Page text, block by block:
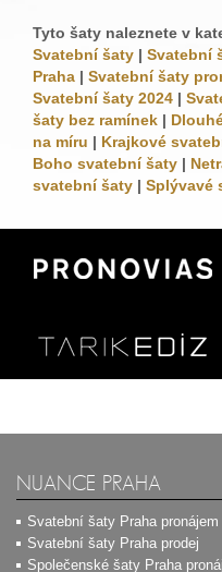
Tyto šaty naleznete v
Svatební šaty | Svatební
Praha | Svatební šaty
Svatební šaty 2024 |
šaty bez ramínek |
na míru | Krajkové
Boho svatební šaty |
svatební šaty | Splývavé
NUANCE PRAHA
Svatební šaty Praha pronájem
Svatební šaty Praha prodej
Společenské šaty Praha